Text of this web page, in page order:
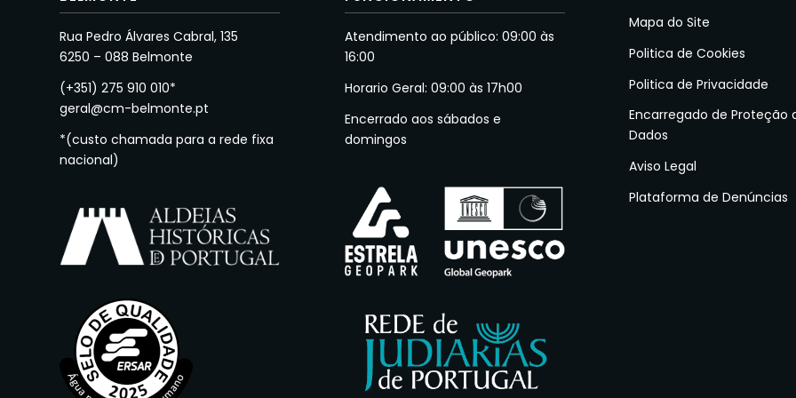
Rua Pedro Álvares Cabral, 135
6250 – 088 Belmonte
(+351) 275 910 010*
geral@cm-belmonte.pt
*(custo chamada para a rede fixa
nacional)
Atendimento ao público: 09:00 às
16:00
Horario Geral: 09:00 às 17h00
Encerrado aos sábados e
domingos
Mapa do Site
Politica de Cookies
Politica de Privacidade
Encarregado de Proteção
Dados
Aviso Legal
Plataforma de Denúncias